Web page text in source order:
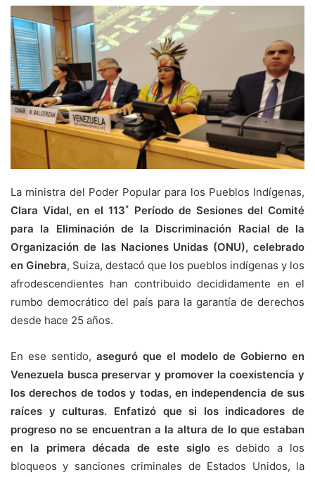
La ministra del Poder Popular para los Pueblos Indígenas,
Clara Vidal, en el 113˚ Período de Sesiones del Comité
para la Eliminación de la Discriminación Racial de la
Organización de las Naciones Unidas (ONU), celebrado
en Ginebra, Suiza, destacó que los pueblos indígenas y los
afrodescendientes han contribuido decididamente en el
rumbo democrático del país para la garantía de derechos
desde hace 25 años.
En ese sentido, aseguró que el modelo de Gobierno en
Venezuela busca preservar y promover la coexistencia y
los derechos de todos y todas, en independencia de sus
raíces y culturas. Enfatizó que si los indicadores de
progreso no se encuentran a la altura de lo que estaban
en la primera década de este sigloes debido a los
bloqueos y sanciones criminales de Estados Unidos, la